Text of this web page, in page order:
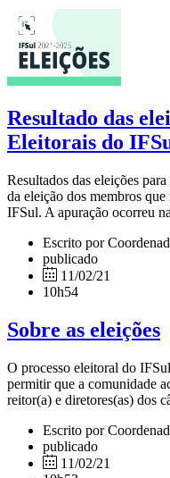
Resultado das
Eleitorais do
Resultados das eleições
da eleição dos membros
IFSul. A apuração ocorreu
Escrito por
publicado
11/02/21
10h54
Sobre as eleições
O processo eleitoral do
permitir que a comunidade
reitor(a) e diretores(as) dos
Escrito por
publicado
11/02/21